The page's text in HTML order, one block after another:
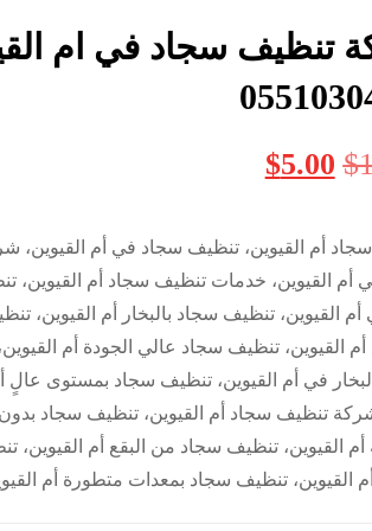
تنظيف سجاد في ام
$
$5.00
أم القيوين، تنظيف سجاد في أم القيوين،
أم القيوين، خدمات تنظيف سجاد أم القيوين،
أم القيوين، تنظيف سجاد بالبخار أم القيوين،
أم القيوين، تنظيف سجاد عالي الجودة أم
في أم القيوين، تنظيف سجاد بمستوى عالٍ
تنظيف سجاد أم القيوين، تنظيف سجاد
أم القيوين، تنظيف سجاد من البقع أم القيوين،
القيوين، تنظيف سجاد بمعدات متطورة أم